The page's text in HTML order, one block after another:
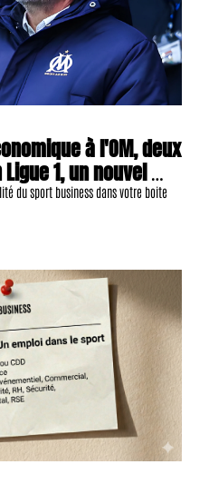
à l'OM, deux
1, un nouvel
18 offres d'emploi,
du sport business dans votre boite